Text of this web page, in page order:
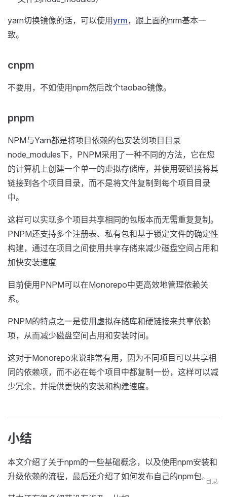
yarn切换镜像的话，可以使用yrm，跟上面的nrm基本一
致。
cnpm
不要用，不如使用npm然后改个taobao镜像。
pnpm
NPM与Yarn都是将项目依赖的包安装到项目目录
node_modules下，PNPM采用了一种不同的方法，它在您
的计算机上创建一个单一的虚拟存储库，并使用硬链接将其
链接到各个项目目录，而不是将文件复制到每个项目目录
中。
这样可以实现多个项目共享相同的包版本而无需重复复制。
PNPM还支持多个注册表、私有包和基于锁定文件的确定性
构建，通过在项目之间使用共享存储来减少磁盘空间占用和
加快安装速度
目前使用PNPM可以在Monorepo中更高效地管理依赖关
系。
PNPM的特点之一是使用虚拟存储库和硬链接来共享依赖
项，从而减少磁盘空间占用和安装时间。
这对于Monorepo来说非常有用，因为不同项目可以共享相
同的依赖项，而不必在每个项目中都复制一份，这样可以减
少冗余，并提供更快的安装和构建速度。
小结
本文介绍了关于npm的一些基础概念，以及使用npm安装和
升级依赖的流程，最后还介绍了如何发布自己的npm包。
目录